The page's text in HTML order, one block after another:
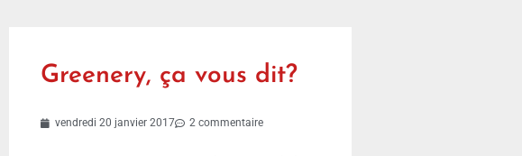
Greenery, ça vous dit?
vendredi 20 janvier 2017 2 commentaire